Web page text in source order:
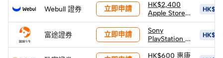
Webull 證券 立即申請
HK$2,400
Apple Store
禮品卡
富途證券 立即申請
Sony
PlayStation 5
PS5 Pro 遊戲
主機 (價值
HK$600 惠康